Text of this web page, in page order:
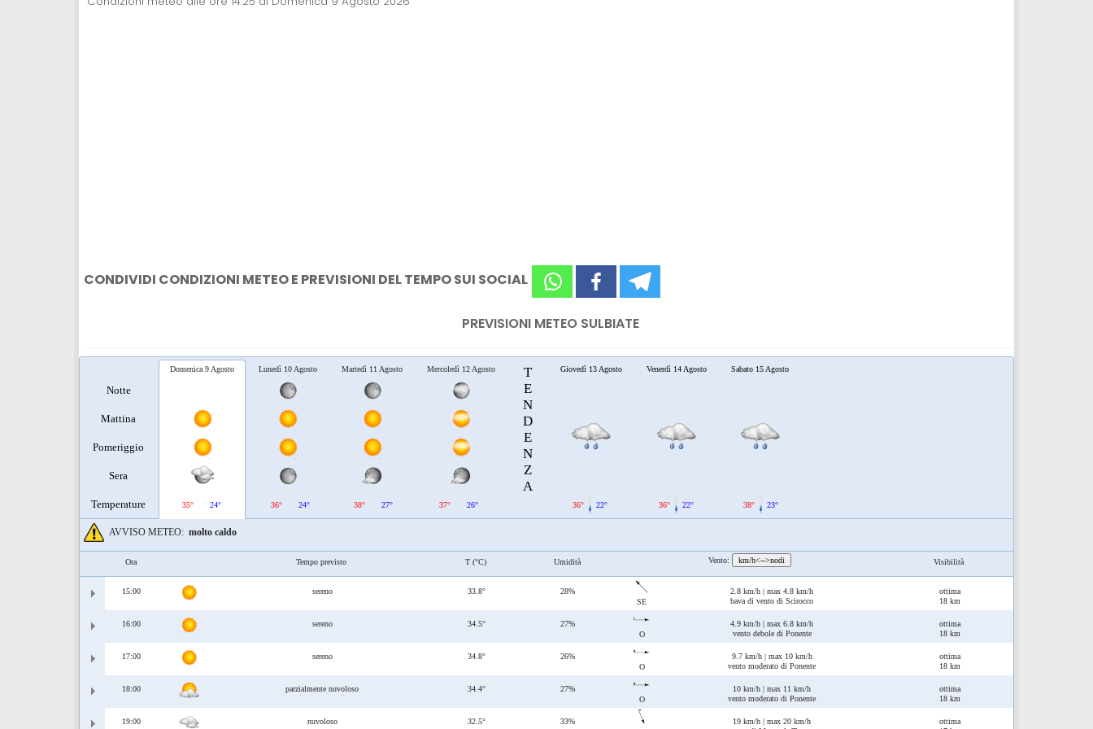
CONDIVIDI CONDIZIONI METEO E PREVISIONI DEL TEMPO SUI SOCIAL
PREVISIONI METEO SULBIATE
Notte
Mattina
Pomeriggio
Sera
Temperature
Domenica 9 Agosto
35° 24°
Lunedì 10 Agosto
36° 24°
Martedì 11 Agosto
38° 27°
Mercoledì 12 Agosto
37° 26°
T
E
N
D
E
N
Z
A
Giovedì 13 Agosto
36° 22°
Venerdì 14 Agosto
36° 22°
Sabato 15 Agosto
38° 23°
AVVISO METEO: molto caldo
Ora Tempo previsto T (°C) Umidità Vento: km/h<-->nodi Visibilità
15:00 sereno 33.8°
28%
SE
2.8 km/h | max 4.8 km/h
bava di vento di Scirocco
ottima
18 km
16:00 sereno 34.5°
27%
O
4.9 km/h | max 6.8 km/h
vento debole di Ponente
ottima
18 km
17:00 sereno 34.8°
26%
O
9.7 km/h | max 10 km/h
vento moderato di Ponente
ottima
18 km
18:00 parzialmente nuvoloso 34.4°
27%
O
10 km/h | max 11 km/h
vento moderato di Ponente
ottima
18 km
19:00 nuvoloso 32.5°
33%
19 km/h | max 20 km/h
ottima